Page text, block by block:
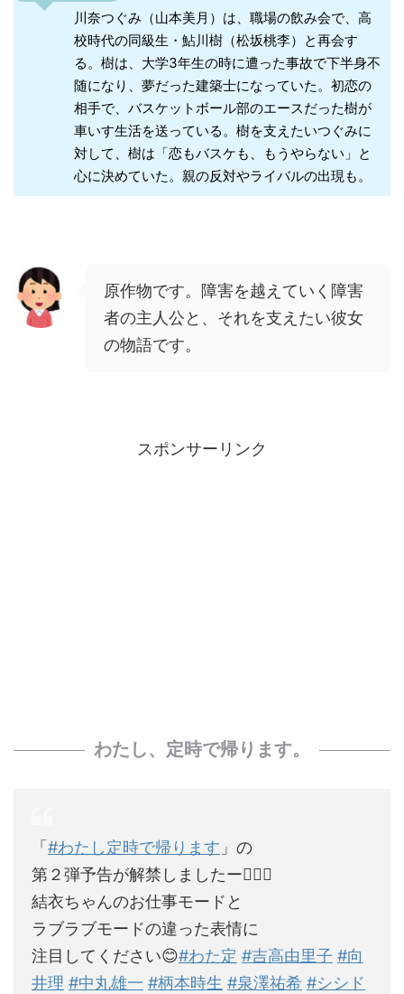
川奈つぐみ（山本美月）は、職場の飲み会で、高
校時代の同級生・鮎川樹（松坂桃李）と再会す
る。樹は、大学3年生の時に遭った事故で下半身不
随になり、夢だった建築士になっていた。初恋の
相手で、バスケットボール部のエースだった樹が
車いす生活を送っている。樹を支えたいつぐみに
対して、樹は「恋もバスケも、もうやらない」と
心に決めていた。親の反対やライバルの出現も。
原作物です。障害を越えていく障害
者の主人公と、それを支えたい彼女
の物語です。
スポンサーリンク
わたし、定時で帰ります。
「 #わたし定時で帰ります 」の
第２弾予告が解禁しましたー🙋‍♀️✨
結衣ちゃんのお仕事モードと
ラブラブモードの違った表情に
注目してください😊#わた定 #吉高由里子 #向
井理 #中丸雄一 #柄本時生 #泉澤祐希 #シシド